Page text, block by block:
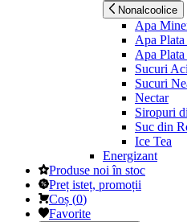
Nonalcoolice
Apa
Apa
Apa
Sucuri
Sucuri
Nectar
Siropuri
Suc din
Ice Tea
Energizant
Produse noi în stoc
Preț isteț, promoții
Coș (0)
Favorite